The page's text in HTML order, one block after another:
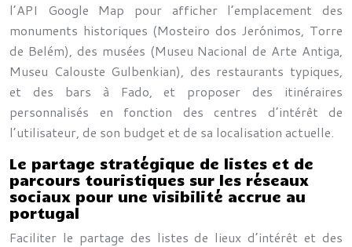
l’API Google Map pour afficher l’emplacement des
monuments historiques (Mosteiro dos Jerónimos, Torre
de Belém), des musées (Museu Nacional de Arte Antiga,
Museu Calouste Gulbenkian), des restaurants typiques,
et des bars à Fado, et proposer des itinéraires
personnalisés en fonction des centres d’intérêt de
l’utilisateur, de son budget et de sa localisation actuelle.
Le partage stratégique de listes et de
parcours touristiques sur les réseaux
sociaux pour une visibilité accrue au
portugal
Faciliter le partage des listes de lieux d’intérêt et des